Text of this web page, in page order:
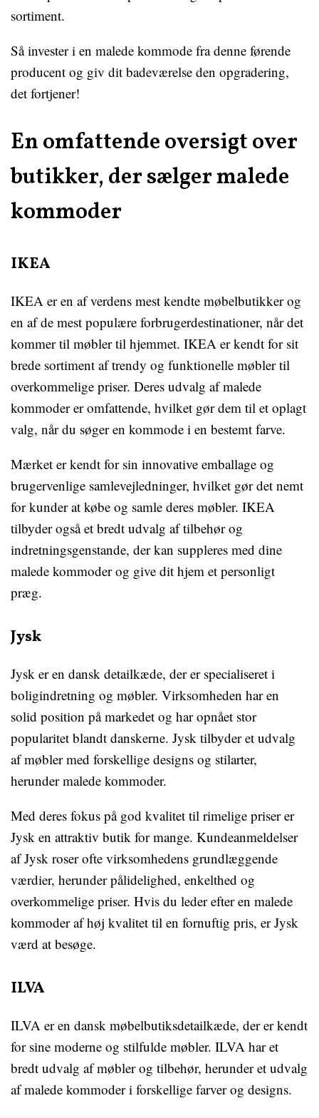
sortiment.
Så invester i en malede kommode fra denne førende
producent og giv dit badeværelse den opgradering,
det fortjener!
En omfattende oversigt over
butikker, der sælger malede
kommoder
IKEA
IKEA er en af verdens mest kendte møbelbutikker og
en af de mest populære forbrugerdestinationer, når det
kommer til møbler til hjemmet. IKEA er kendt for sit
brede sortiment af trendy og funktionelle møbler til
overkommelige priser. Deres udvalg af malede
kommoder er omfattende, hvilket gør dem til et oplagt
valg, når du søger en kommode i en bestemt farve.
Mærket er kendt for sin innovative emballage og
brugervenlige samlevejledninger, hvilket gør det nemt
for kunder at købe og samle deres møbler. IKEA
tilbyder også et bredt udvalg af tilbehør og
indretningsgenstande, der kan suppleres med dine
malede kommoder og give dit hjem et personligt
præg.
Jysk
Jysk er en dansk detailkæde, der er specialiseret i
boligindretning og møbler. Virksomheden har en
solid position på markedet og har opnået stor
popularitet blandt danskerne. Jysk tilbyder et udvalg
af møbler med forskellige designs og stilarter,
herunder malede kommoder.
Med deres fokus på god kvalitet til rimelige priser er
Jysk en attraktiv butik for mange. Kundeanmeldelser
af Jysk roser ofte virksomhedens grundlæggende
værdier, herunder pålidelighed, enkelthed og
overkommelige priser. Hvis du leder efter en malede
kommoder af høj kvalitet til en fornuftig pris, er Jysk
værd at besøge.
ILVA
ILVA er en dansk møbelbutiksdetailkæde, der er kendt
for sine moderne og stilfulde møbler. ILVA har et
bredt udvalg af møbler og tilbehør, herunder et udvalg
af malede kommoder i forskellige farver og designs.